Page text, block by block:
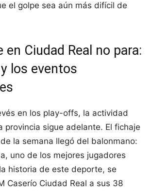
el golpe sea aún más difícil de
en Ciudad Real no para:
los eventos
en los play-offs, la actividad
provincia sigue adelante. El fichaje
la semana llegó del balonmano:
uno de los mejores jugadores
historia de este deporte, se
Caserío Ciudad Real a sus 38